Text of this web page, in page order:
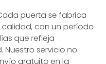
puerta se fabrica
con un período
que refleja
servicio no
gratuito en la